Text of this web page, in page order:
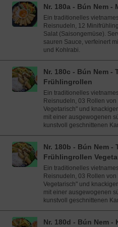
Nr. 180a - Bún Nem
Ein traditionelles
Reisnudeln, 12
Salat (Saisongemüse).
sauren Sauce, verfeinert
und Kohlrabi.
Nr. 180c - Bún Nem -
Frühlingrollen
Ein traditionelles
Reisnudeln, 03 Rollen
Vegetarisch" und
mit einer ausgewogenen
kunstvoll geschnittenen
Nr. 180b - Bún Nem -
Frühlingrollen
Ein traditionelles
Reisnudeln, 03 Rollen
Vegetarisch" und
mit einer ausgewogenen
kunstvoll geschnittenen
Nr. 180d - Bún Nem -